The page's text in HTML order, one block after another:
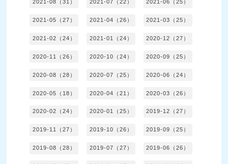
2021-08（31） 2021-07（22） 2021-06（25）
2021-05（27） 2021-04（26） 2021-03（25）
2021-02（24） 2021-01（24） 2020-12（27）
2020-11（26） 2020-10（24） 2020-09（25）
2020-08（28） 2020-07（25） 2020-06（24）
2020-05（18） 2020-04（21） 2020-03（26）
2020-02（24） 2020-01（25） 2019-12（27）
2019-11（27） 2019-10（26） 2019-09（25）
2019-08（28） 2019-07（27） 2019-06（26）